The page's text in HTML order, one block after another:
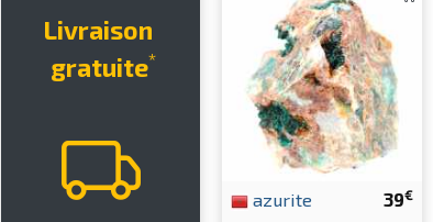
Livraison
gratuite*
39€
azurite